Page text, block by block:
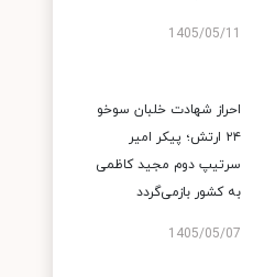
1405/05/11
احراز شهادت خلبان سوخو
۲۴ ارتش؛ پیکر امیر
سرتیپ دوم مجید کاظمی
به کشور بازمی‌گردد
1405/05/07